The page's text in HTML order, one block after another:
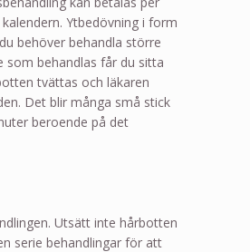
Ytbedövning i form
behöver behandla större
behandlas får du sitta
tvättas och läkaren
Det blir många små stick
beroende på det
Utsätt inte hårbotten
serie behandlingar för att